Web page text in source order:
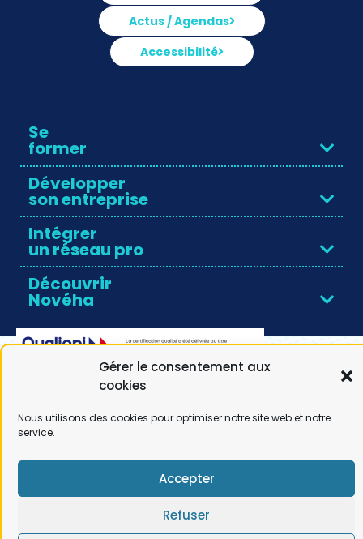
Gérer le consentement aux
cookies
Nous utilisons des cookies pour optimiser notre site web et notre
service.
Accepter
Refuser
Actus / Agendas
Accessibilité
Se
former
Développer
son entreprise
Intégrer
un réseau pro
Découvrir
Novéha
© Noveha |